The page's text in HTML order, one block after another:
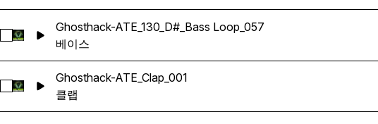
Ghosthack-ATE_130_D#_Bass Loop_057 선택
Ghosthack-ATE_130_D#_Bass Loop_057
베이스
Ghosthack-ATE_Clap_001 선택
Ghosthack-ATE_Clap_001
클랩